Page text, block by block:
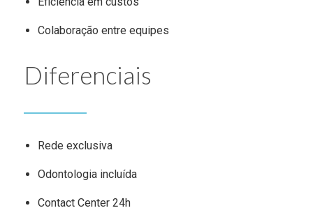
Colaboração entre equipes
Diferenciais
Rede exclusiva
Odontologia incluída
Contact Center 24h